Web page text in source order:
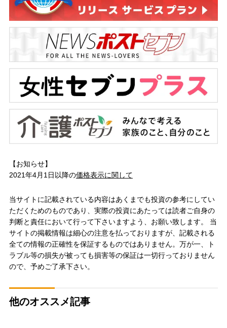
【お知らせ】
2021年4月1日以降の価格表示に関して
当サイトに記載されている内容はあくまでも投資の参考にしてい
ただくためのものであり、実際の投資にあたっては読者ご自身の
判断と責任において行って下さいますよう、お願い致します。 当
サイトの掲載情報は細心の注意を払っておりますが、記載される
全ての情報の正確性を保証するものではありません。万が一、ト
ラブル等の損失が被っても損害等の保証は一切行っておりません
ので、予めご了承下さい。
他のオススメ記事